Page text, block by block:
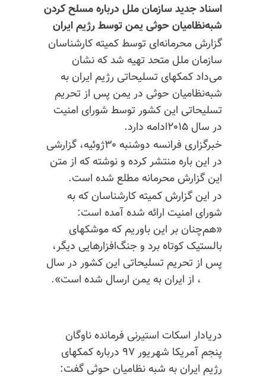
اسناد جدید سازمان ملل درباره مسلح کردن
شبه‌نظامیان حوثی یمن توسط رژیم ایران
گزارش محرمانه‌ای توسط کمیته کارشناسان
سازمان ملل ‌متحد تهیه شد که نشان
می‌داد کمکهای تسلیحاتی رژیم ایران به
شبه‌نظامیان حوثی در یمن پس از تحریم
تسلیحاتی این کشور توسط شورای امنیت
در سال ۲۰۱۵ادامه دارد.
خبرگزاری فرانسه دوشنبه ۳۰ژوئیه، گزارشی
در این باره منتشر کرده و نوشته که از متن
این گزارش محرمانه مطلع شده است.
در این گزارش کمیته کارشناسان که به
شورای امنیت ارائه شده آمده است:
«هم‌چنان بر این باوریم که موشکهای
بالستیک کوتاه برد و جنگ‌افزارهایی دیگر،
پس از تحریم تسلیحاتی این کشور در سال
دریادار اسکات استیرنی فرمانده ناوگان
پنجم آمریکا شهریور ۹۷ درباره کمکهای
رژیم ایران به شبه نظامیان حوثی گفت: